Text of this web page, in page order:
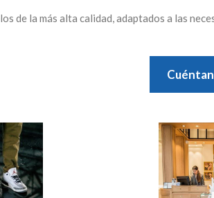
de la más alta calidad, adaptados a las